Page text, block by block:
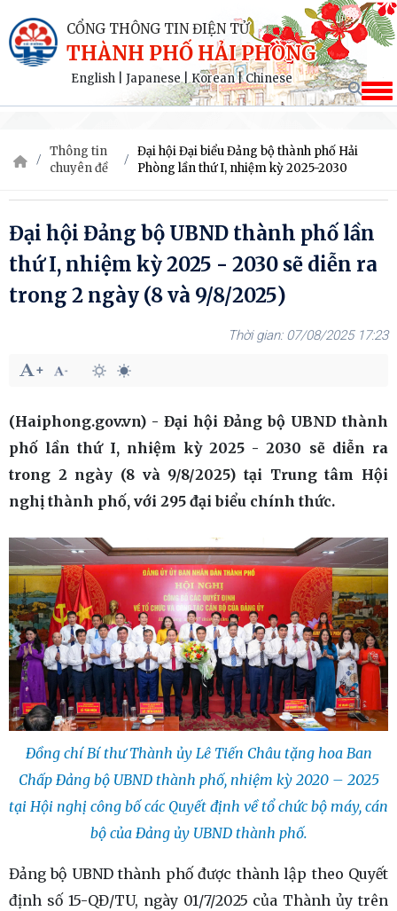
CỔNG THÔNG TIN ĐIỆN TỬ
THÀNH PHỐ HẢI PHÒNG
English Japanese|Korean|Chinese
Thông tin
chuyên đề
Đại hội Đại biểu Đảng bộ thành phố Hải
Phòng lần thứ I, nhiệm kỳ 2025-2030
Đại hội Đảng bộ UBND thành phố lần
thứ I, nhiệm kỳ 2025 - 2030 sẽ diễn ra
trong 2 ngày (8 và 9/8/2025)
07/08/2025 17:23
(Haiphong.gov.vn) - Đại hội Đảng bộ UBND thành
phố lần thứ I, nhiệm kỳ 2025 - 2030 sẽ diễn ra
trong 2 ngày (8 và 9/8/2025) tại Trung tâm Hội
nghị thành phố, với 295 đại biểu chính thức.
Đồng chí Bí thư Thành ủy Lê Tiến Châu tặng hoa Ban
Chấp Đảng bộ UBND thành phố, nhiệm kỳ 2020 – 2025
tại Hội nghị công bố các Quyết định về tổ chức bộ máy, cán
bộ của Đảng ủy UBND thành phố.
Đảng bộ UBND thành phố được thành lập theo Quyết
định số 15-QĐ/TU, ngày 01/7/2025 của Thành ủy trên